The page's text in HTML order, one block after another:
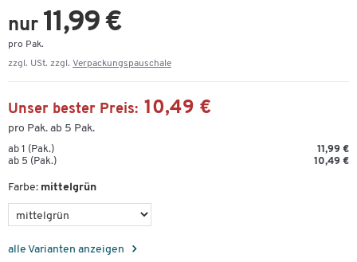
nur 11,99 €
pro Pak.
zzgl. USt. zzgl. Verpackungspauschale
Unser bester Preis: 10,49 €
pro Pak. ab 5 Pak.
ab 1 (Pak.)
11,99 €
ab 5 (Pak.)
10,49 €
Farbe: mittelgrün
alle Varianten anzeigen